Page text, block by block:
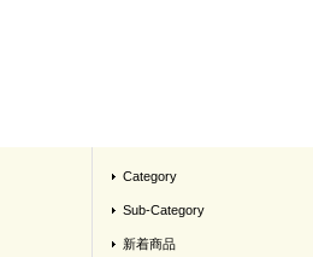
Category
Sub-Category
新着商品